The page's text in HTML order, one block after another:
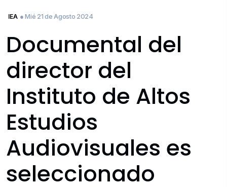
IEA ● Mié 21 de Agosto 2024
Documental del
director del
Instituto de Altos
Estudios
Audiovisuales es
seleccionado